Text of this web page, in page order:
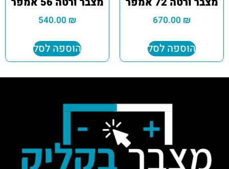
670.00 ₪
הוספה לסל
540.00 ₪
הוספה לסל